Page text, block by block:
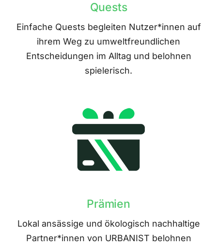
Quests
Einfache Quests begleiten Nutzer*innen auf
ihrem Weg zu umweltfreundlichen
Entscheidungen im Alltag und belohnen
spielerisch.
Prämien
Lokal ansässige und ökologisch nachhaltige
Partner*innen von URBANIST belohnen